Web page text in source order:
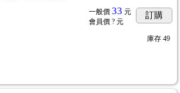
一般價 33 元
會員價 ? 元
訂購
庫存 49